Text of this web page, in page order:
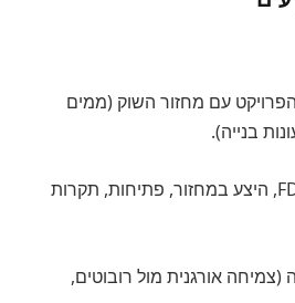
עם מחזור השוק (ממים
בנייה).
בדוק את הטוקנומיקה (FDV, היצע במחזור, פתיחות, תקרות
אורגנית מול רובוטים,